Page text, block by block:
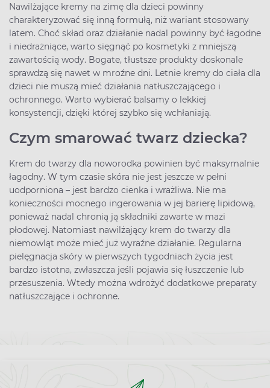
Nawilżające kremy na zimę dla dzieci powinny
charakteryzować się inną formułą, niż wariant stosowany
latem. Choć skład oraz działanie nadal powinny być łagodne
i niedrażniące, warto sięgnąć po kosmetyki z mniejszą
zawartością wody. Bogate, tłustsze produkty doskonale
sprawdzą się nawet w mroźne dni. Letnie kremy do ciała dla
dzieci nie muszą mieć działania natłuszczającego i
ochronnego. Warto wybierać balsamy o lekkiej
konsystencji, dzięki której szybko się wchłaniają.
Czym smarować twarz dziecka?
Krem do twarzy dla noworodka powinien być maksymalnie
łagodny. W tym czasie skóra nie jest jeszcze w pełni
uodporniona – jest bardzo cienka i wrażliwa. Nie ma
konieczności mocnego ingerowania w jej barierę lipidową,
ponieważ nadal chronią ją składniki zawarte w mazi
płodowej. Natomiast nawilżający krem do twarzy dla
niemowląt może mieć już wyraźne działanie. Regularna
pielęgnacja skóry w pierwszych tygodniach życia jest
bardzo istotna, zwłaszcza jeśli pojawia się łuszczenie lub
przesuszenia. Wtedy można wdrożyć dodatkowe preparaty
natłuszczające i ochronne.